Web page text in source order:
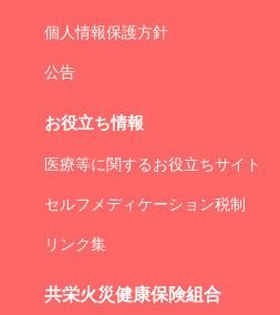
個人情報保護方針
公告
お役立ち情報
医療等に関するお役立ちサイト
セルフメディケーション税制
リンク集
共栄火災健康保険組合